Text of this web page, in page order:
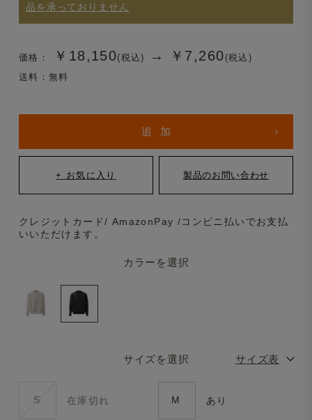
品を承っておりません
価格： ￥18,150(税込) → ￥7,260 (税込)
送料：無料
カラーを選択
サイズを選択 サイズ表
S 在庫切れ M あり
クレジットカード/ AmazonPay /コンビニ払いでお支払
いいただけます。